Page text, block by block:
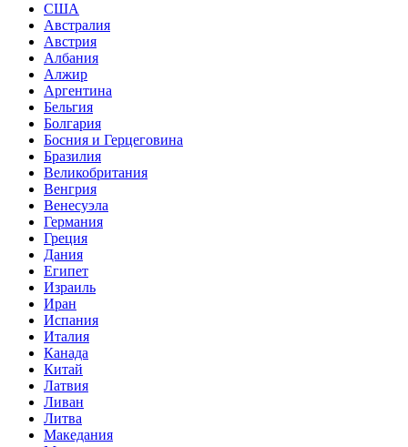
США
Австралия
Австрия
Албания
Алжир
Аргентина
Бельгия
Болгария
Босния и Герцеговина
Бразилия
Великобритания
Венгрия
Венесуэла
Германия
Греция
Дания
Египет
Израиль
Иран
Испания
Италия
Канада
Китай
Латвия
Ливан
Литва
Македания